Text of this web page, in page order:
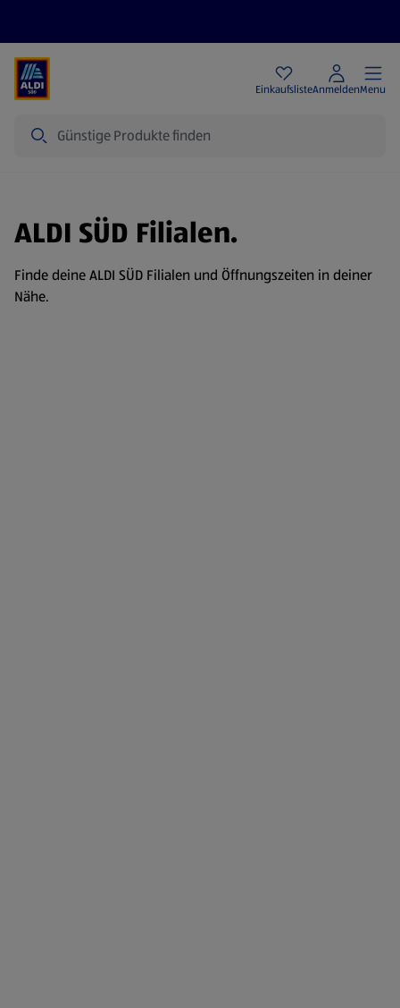
EinkaufslisteAnmeldenMenu
ALDI SÜD Filialen.
Finde deine ALDI SÜD Filialen und Öffnungszeiten in deiner
Nähe.